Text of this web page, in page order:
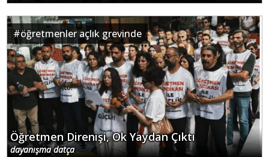
#öğretmenler açlık grevinde
Öğretmen Direnişi, Ok Yaydan Çıktı
dayanışma datça